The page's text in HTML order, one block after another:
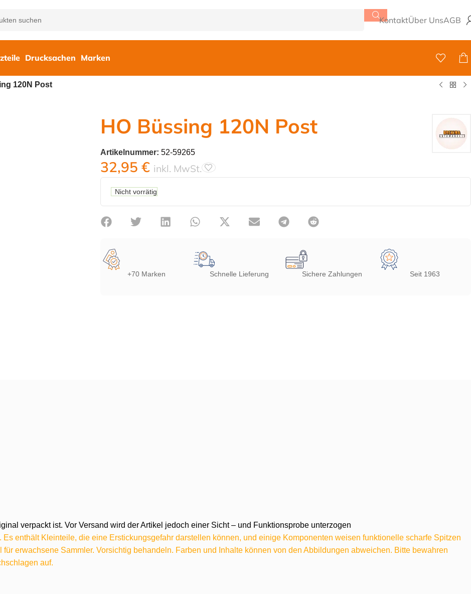
KontaktÜber UnsAGB
Drucksachen Marken
120N Post
HO Büssing 120N Post
Artikelnummer: 52-59265
32,95 € inkl. MwSt.
Nicht vorrätig
+70 Marken Schnelle Lieferung Sichere Zahlungen Seit 1963
verpackt ist. Vor Versand wird der Artikel jedoch einer Sicht – und Funktionsprobe unterzogen
enthält Kleinteile, die eine Erstickungsgefahr darstellen können, und einige Komponenten weisen funktionelle scharfe Spitzen
erwachsene Sammler. Vorsichtig behandeln. Farben und Inhalte können von den Abbildungen abweichen. Bitte bewahren
auf.